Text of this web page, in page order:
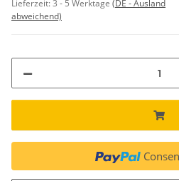
Lieferzeit:3 - 5 Werktage (DE - Ausland
abweichend)